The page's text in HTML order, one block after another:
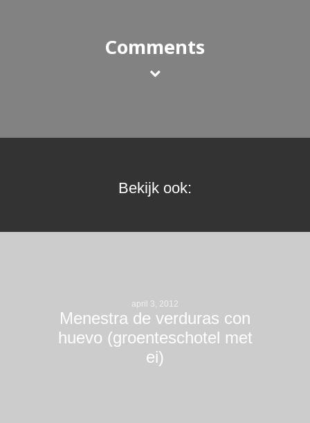
Comments
Bekijk ook:
april 3, 2012
Menestra de verduras con
huevo (groenteschotel met
ei)